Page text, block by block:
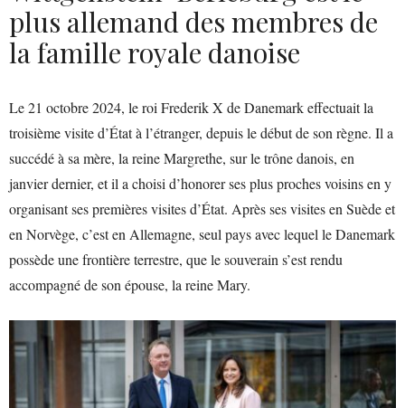
plus allemand des membres de
la famille royale danoise
Le 21 octobre 2024, le roi Frederik X de Danemark effectuait la
troisième visite d’État à l’étranger, depuis le début de son règne. Il a
succédé à sa mère, la reine Margrethe, sur le trône danois, en
janvier dernier, et il a choisi d’honorer ses plus proches voisins en y
organisant ses premières visites d’État. Après ses visites en Suède et
en Norvège, c’est en Allemagne, seul pays avec lequel le Danemark
possède une frontière terrestre, que le souverain s’est rendu
accompagné de son épouse, la reine Mary.